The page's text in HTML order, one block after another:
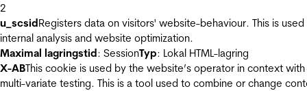
2
u_scsidRegisters data on visitors' website-behaviour. This is
internal analysis and website optimization.
Maximal lagringstid: SessionTyp: Lokal HTML-lagring
X-ABThis cookie is used by the website’s operator in context with
multi-variate testing. This is a tool used to combine or change